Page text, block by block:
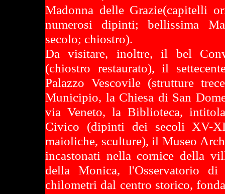
Madonna delle Grazie(capitelli
numerosi dipinti; bellissima
secolo; chiostro).
Da visitare, inoltre, il bel
(chiostro restaurato), il
Palazzo Vescovile (strutture
Municipio, la Chiesa di San
via Veneto, la Biblioteca,
Civico (dipinti dei secoli XV-
maioliche, sculture), il Museo
incastonati nella cornice della
della Monica, l'Osservatorio
chilometri dal centro storico,